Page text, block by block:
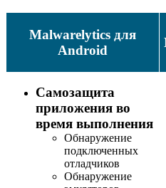
Malwarelytics для
Android
Самозащита
приложения во
время выполнения
Обнаружение
подключенных
отладчиков
Обнаружение